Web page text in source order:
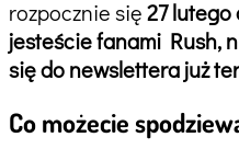
rozpocznie się27 lutego
jesteście fanami Rush,
się do newslettera już
Co możecie